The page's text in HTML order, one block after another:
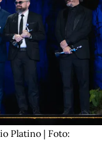
Platino | Foto: